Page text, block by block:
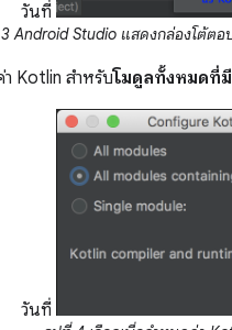
วันที่
Android Studio แสดงกล่องโต้ตอ
Kotlin สำหรับโมดูลทั้งหมดที่
วันที่